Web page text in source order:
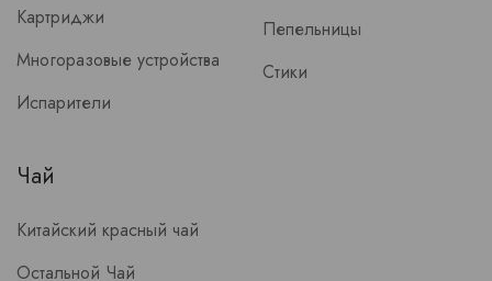
Картриджи
Многоразовые устройства
Испарители
Пепельницы
Стики
Чай
Китайский красный чай
Остальной Чай